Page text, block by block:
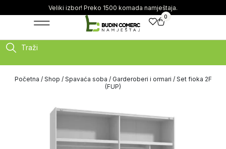
Veliki izbor! Preko 1500 komada namještaja.
0
Traži
Početna / Shop / Spavaća soba / Garderoberi i ormari / Set fioka 2F
(FUP)